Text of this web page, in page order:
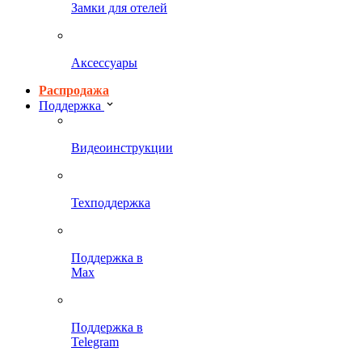
Замки для отелей
Аксессуары
Распродажа
Поддержка
Видеоинструкции
Техподдержка
Поддержка в
Max
Поддержка в
Telegram